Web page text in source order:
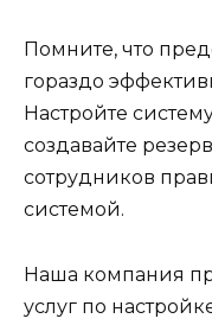
Помните, что
гораздо
Настройте
создавайте
сотрудников
системой.
Наша компания
услуг по